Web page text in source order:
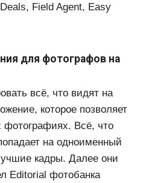
Field Agent, Easy
для фотографов на
всё, что видят на
которое позволяет
фотографиях. Всё, что
на одноименный
кадры. Далее они
Editorial фотобанка